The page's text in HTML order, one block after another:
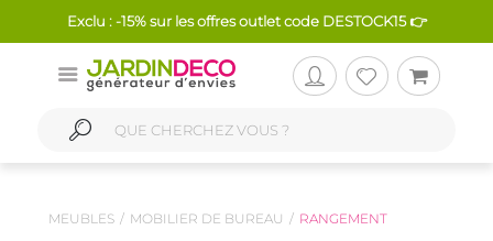
Exclu : -15% sur les offres outlet code DESTOCK15 👉
MEUBLES MOBILIER DE BUREAU RANGEMENT